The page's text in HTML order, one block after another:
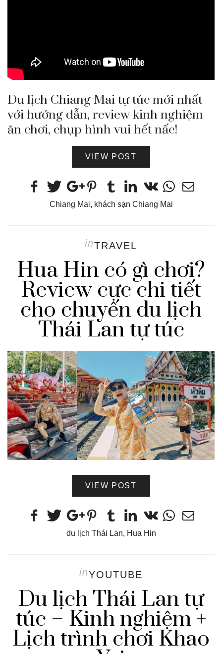
Du lịch Chiang Mai tự túc mới nhất
với hướng dẫn, review kinh nghiệm
ăn chơi, chụp hình vui hết nấc!
VIEW POST
Chiang Mai, khách sạn Chiang Mai
inTRAVEL
Hua Hin có gì chơi?
Review cực chi tiết
cho chuyến du lịch
Thái Lan tự túc
VIEW POST
du lịch Thái Lan, Hua Hin
inYOUTUBE
Du lịch Thái Lan tự
túc – Kinh nghiệm +
Lịch trình chơi Khao